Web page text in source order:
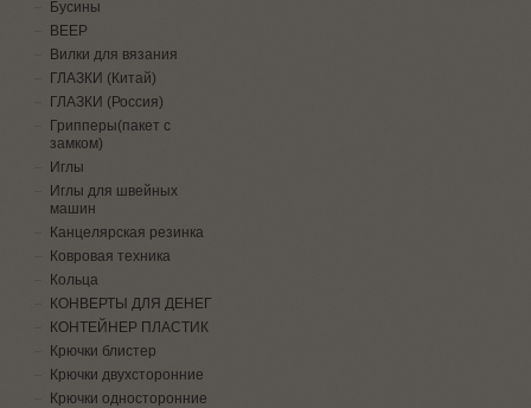
Бусины
ВЕЕР
Вилки для вязания
ГЛАЗКИ (Китай)
ГЛАЗКИ (Россия)
Грипперы(пакет с
замком)
Иглы
Иглы для швейных
машин
Канцелярская резинка
Ковровая техника
Кольца
КОНВЕРТЫ ДЛЯ ДЕНЕГ
КОНТЕЙНЕР ПЛАСТИК
Крючки блистер
Крючки двухсторонние
Крючки односторонние